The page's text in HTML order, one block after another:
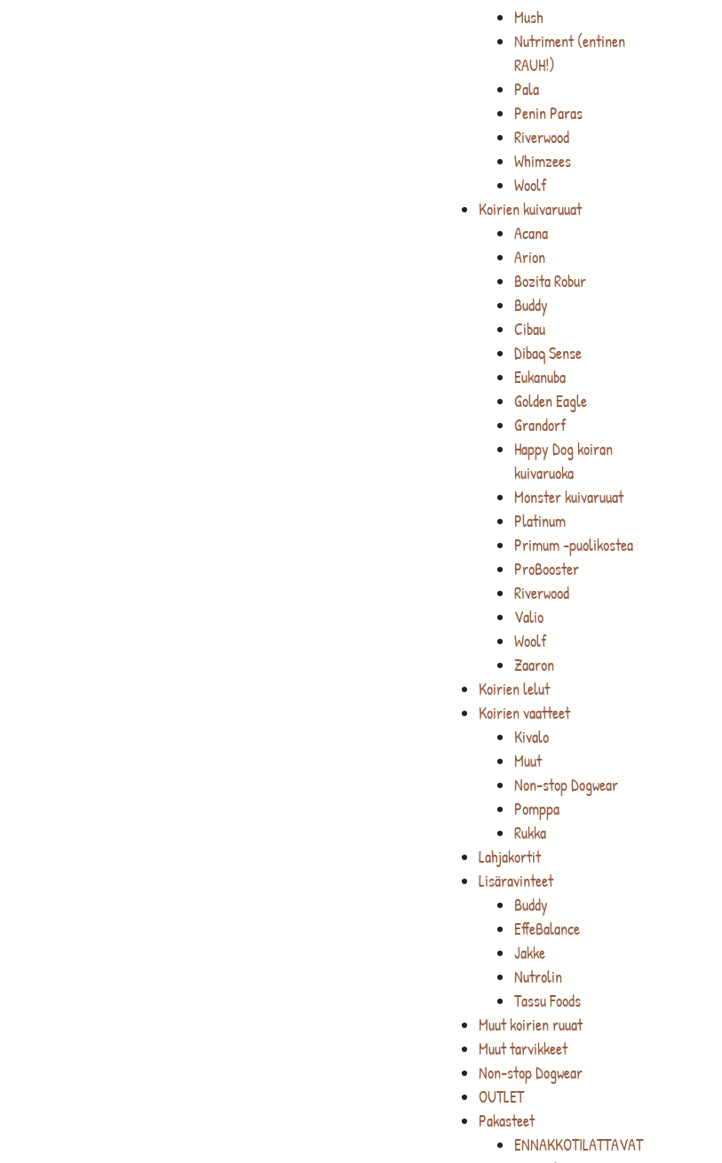
Mush
Nutriment (entinen
RAUH!)
Pala
Penin Paras
Riverwood
Whimzees
Woolf
Koirien kuivaruuat
Acana
Arion
Bozita Robur
Buddy
Cibau
Dibaq Sense
Eukanuba
Golden Eagle
Grandorf
Happy Dog koiran
kuivaruoka
Monster kuivaruuat
Platinum
Primum -puolikostea
ProBooster
Riverwood
Valio
Woolf
Zaaron
Koirien lelut
Koirien vaatteet
Kivalo
Muut
Non-stop Dogwear
Pomppa
Rukka
Lahjakortit
Lisäravinteet
Buddy
EffeBalance
Jakke
Nutrolin
Tassu Foods
Muut koirien ruuat
Muut tarvikkeet
Non-stop Dogwear
OUTLET
Pakasteet
ENNAKKOTILATTAVAT